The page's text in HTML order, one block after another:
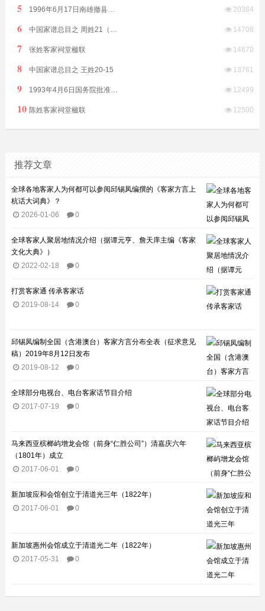
5 1996年6月17日南雄撤县改市隶属广东省由韶关市代管 20384
6 中国家谱总目之 周姓21（江西） 14708
7 张姓客家祠堂楹联 14670
8 中国家谱总目之 王姓20-15 13761
9 1993年4月6日国务院批准普宁撤县设市（县级）由揭阳市代管 12499
10 陈姓客家祠堂楹联 12500
推荐文章
全球各地客家人为何都可以参阅邱锡凤编撰的《客家方言上
杭话大词典》？
2026-01-06
0
全球客家人聚居地情况介绍（据谭元亨、詹天庠主编《客家
文化大典》）
2022-02-18
0
打赏客家通 传承客家话
2019-08-14
0
邱锡凤编制全国（含港澳台）客家方言分布全表（征求意见
稿）2019年8月12日发布
2019-08-12
0
全球部分电视台、电台客家话节目介绍​
2017-07-19
0
马来西亚槟榔屿增龙会馆（前身“仁胜公司”）清嘉庆六年
（1801年）成立
2017-06-01
0
新加坡应和会馆创立于清道光三年（1822年）
2017-06-01
0
新加坡惠州会馆成立于清道光二年（1822年）
2017-05-31
0